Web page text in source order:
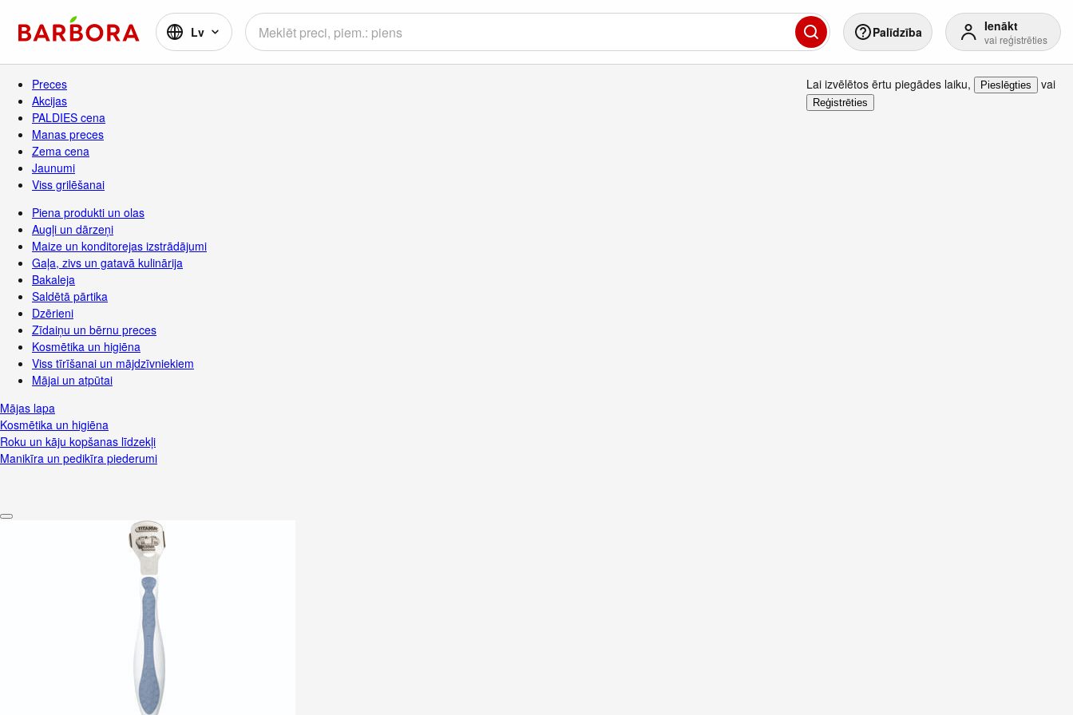
Lv Palīdzība Ienākt
vai reģistrēties
Preces
Akcijas
PALDIES cena
Manas preces
Zema cena
Jaunumi
Viss grilēšanai
Piena produkti un olas
Augļi un dārzeņi
Maize un konditorejas izstrādājumi
Gaļa, zivs un gatavā kulinārija
Bakaleja
Saldētā pārtika
Dzērieni
Zīdaiņu un bērnu preces
Kosmētika un higiēna
Viss tīrīšanai un mājdzīvniekiem
Mājai un atpūtai
Mājas lapa
Kosmētika un higiēna
Roku un kāju kopšanas līdzekļi
Manikīra un pedikīra piederumi
Lai izvēlētos ērtu piegādes laiku, Pieslēgties vai
Reģistrēties